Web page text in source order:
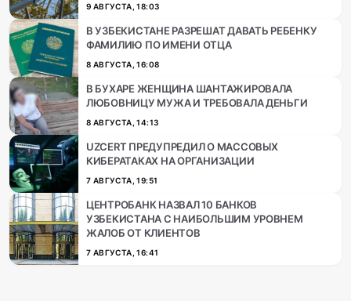
9 АВГУСТА, 18:03
В УЗБЕКИСТАНЕ РАЗРЕШАТ ДАВАТЬ РЕБЕНКУ
ФАМИЛИЮ ПО ИМЕНИ ОТЦА
8 АВГУСТА, 16:08
В БУХАРЕ ЖЕНЩИНА ШАНТАЖИРОВАЛА
ЛЮБОВНИЦУ МУЖА И ТРЕБОВАЛА ДЕНЬГИ
8 АВГУСТА, 14:13
UZCERT ПРЕДУПРЕДИЛ О МАССОВЫХ
КИБЕРАТАКАХ НА ОРГАНИЗАЦИИ
7 АВГУСТА, 19:51
ЦЕНТРОБАНК НАЗВАЛ 10 БАНКОВ
УЗБЕКИСТАНА С НАИБОЛЬШИМ УРОВНЕМ
ЖАЛОБ ОТ КЛИЕНТОВ
7 АВГУСТА, 16:41